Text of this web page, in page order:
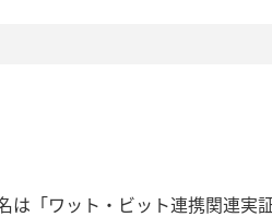
は「ワット・ビット連携関連